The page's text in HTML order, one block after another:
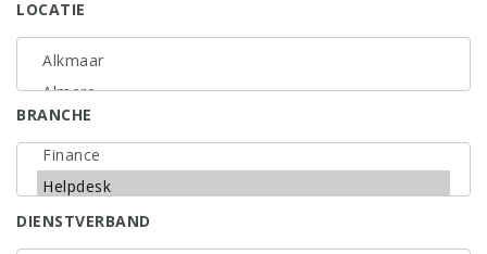
LOCATIE
BRANCHE
DIENSTVERBAND